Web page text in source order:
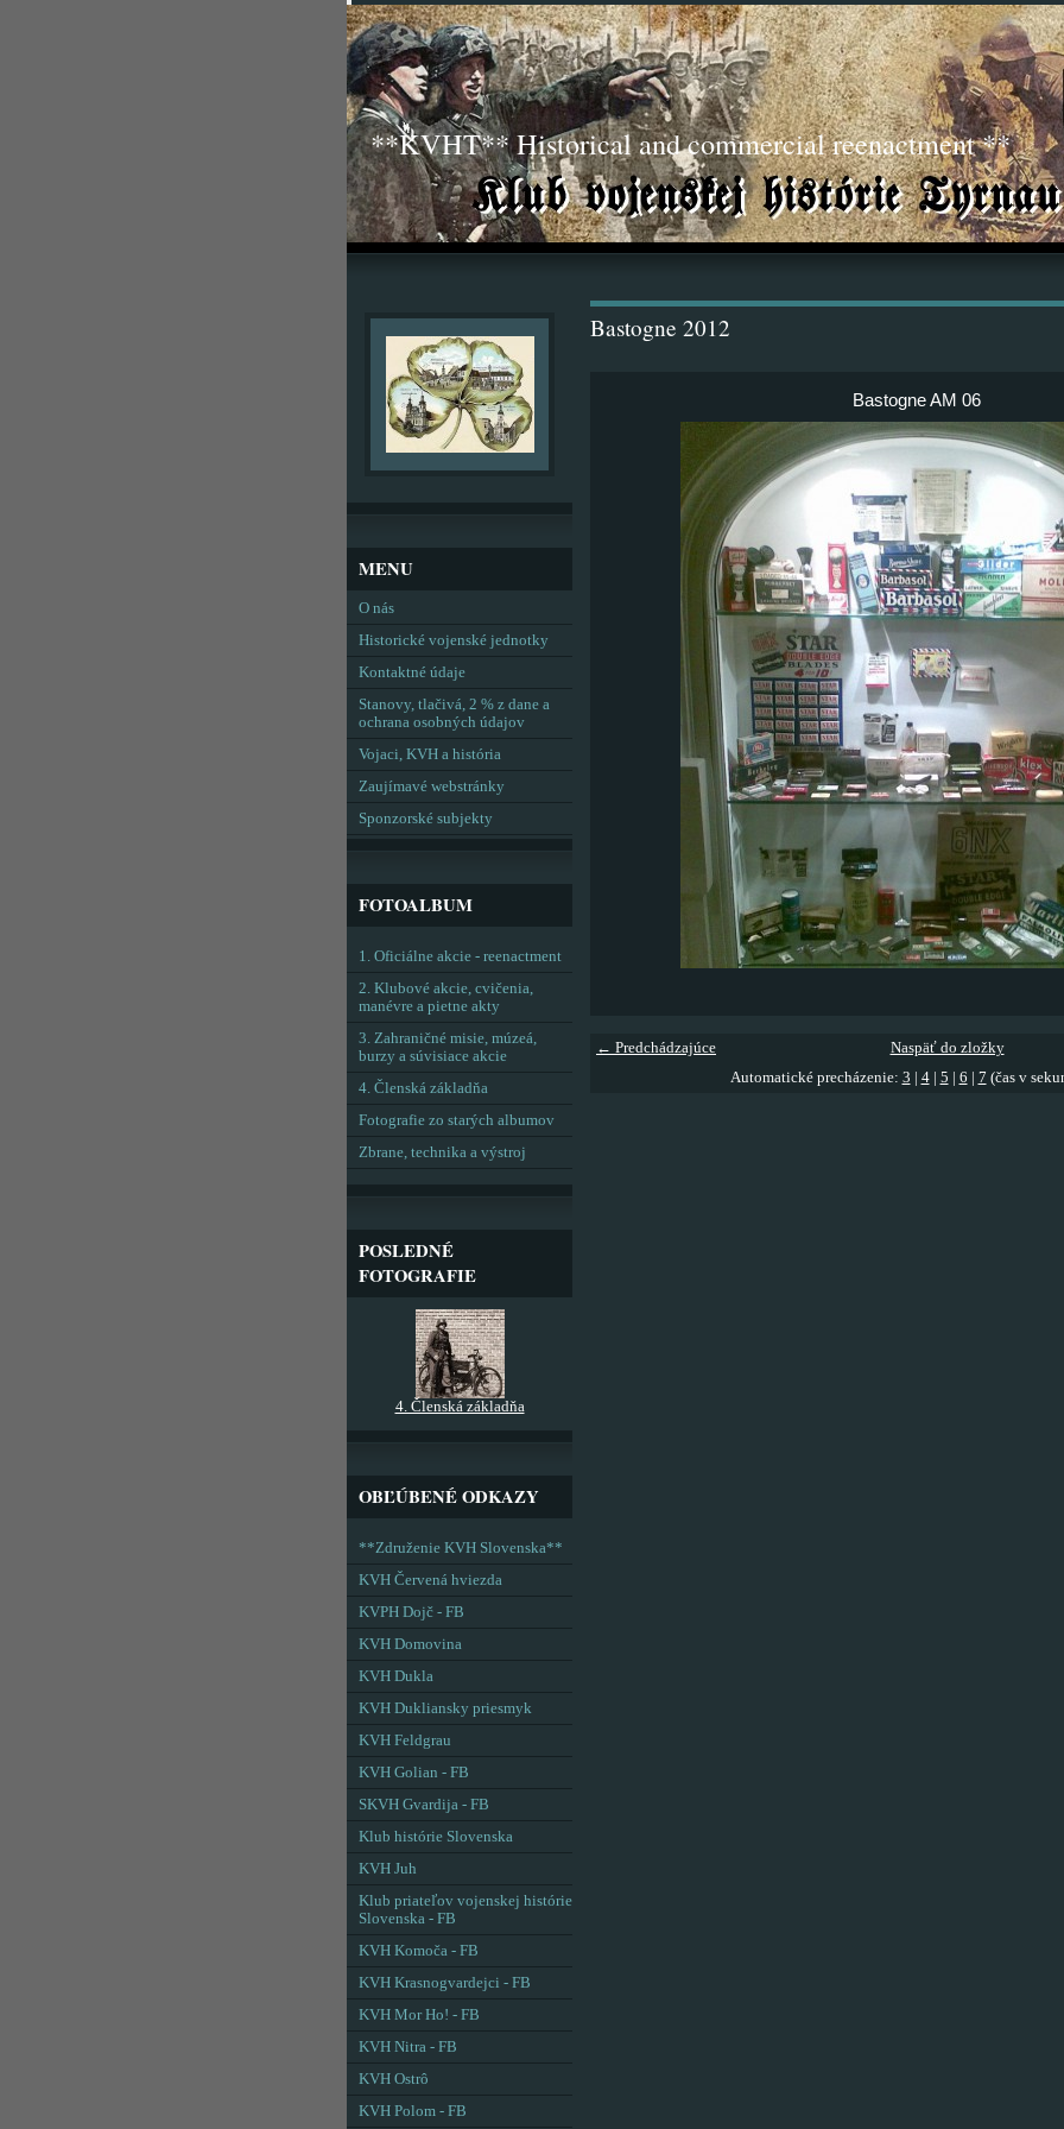
**KVHT** Historical and commercial reenactment **
Bastogne 2012
Bastogne AM 06
← Predchádzajúce
Naspäť do zložky
Automatické precházenie: 3 4| 5 6 7 (čas v
MENU
O nás
Historické vojenské jednotky
Kontaktné údaje
Stanovy, tlačivá, 2 % z dane a
ochrana osobných údajov
Vojaci, KVH a história
Zaujímavé webstránky
Sponzorské subjekty
FOTOALBUM
1. Oficiálne akcie - reenactment
2. Klubové akcie, cvičenia,
manévre a pietne akty
3. Zahraničné misie, múzeá,
burzy a súvisiace akcie
4. Členská základňa
Fotografie zo starých albumov
Zbrane, technika a výstroj
POSLEDNÉ
FOTOGRAFIE
4. Členská základňa
OBĽÚBENÉ ODKAZY
**Združenie KVH Slovenska**
KVH Červená hviezda
KVPH Dojč - FB
KVH Domovina
KVH Dukla
KVH Dukliansky priesmyk
KVH Feldgrau
KVH Golian - FB
SKVH Gvardija - FB
Klub histórie Slovenska
KVH Juh
Klub priateľov vojenskej histórie
Slovenska - FB
KVH Komoča - FB
KVH Krasnogvardejci - FB
KVH Mor Ho! - FB
KVH Nitra - FB
KVH Ostrô
KVH Polom - FB